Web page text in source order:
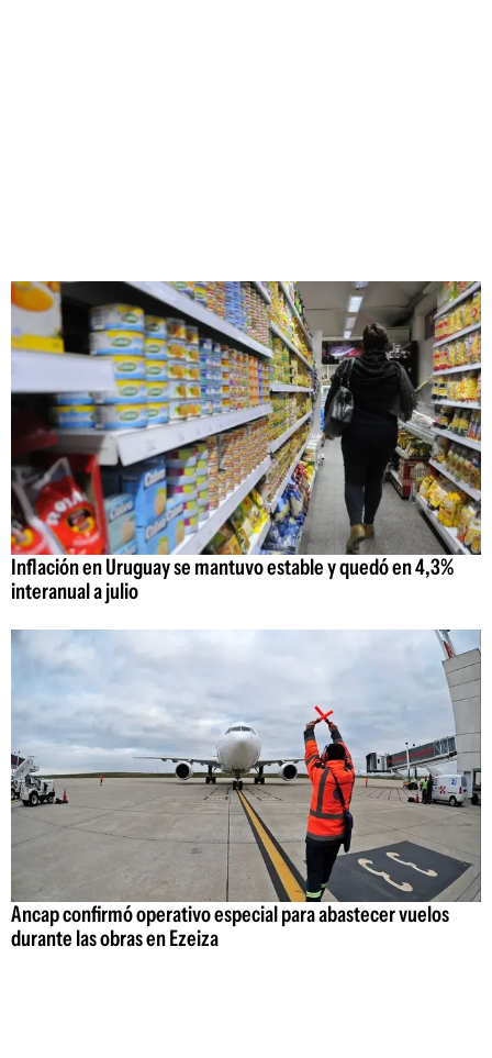
Inflación en Uruguay se mantuvo estable y quedó en 4,3%
interanual a julio
Ancap confirmó operativo especial para abastecer vuelos
durante las obras en Ezeiza